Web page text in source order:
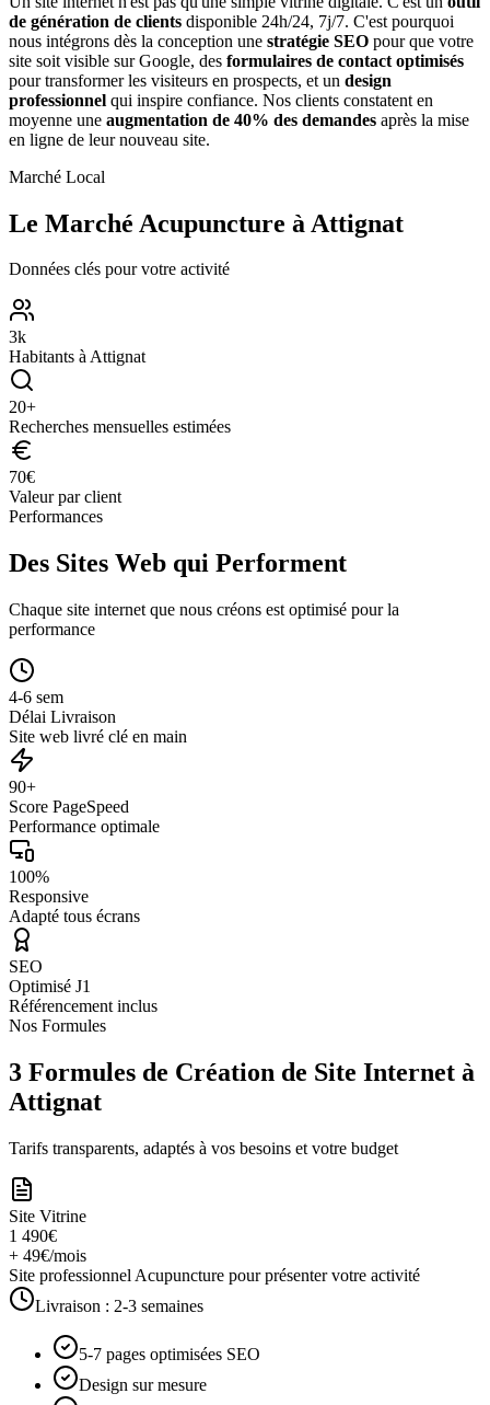
de génération de clients disponible 24h/24, 7j/7. C'est pourquoi
nous intégrons dès la conception une stratégie SEO pour que votre
site soit visible sur Google, des formulaires de contact optimisés
pour transformer les visiteurs en prospects, et un design
professionnel qui inspire confiance. Nos clients constatent en
moyenne une augmentation de 40% des demandes après la mise
en ligne de leur nouveau site.
Marché Local
Le Marché Acupuncture à Attignat
Données clés pour votre activité
3k
Habitants àAttignat
20+
Recherches mensuelles estimées
70€
Valeur par client
Performances
Des Sites Web qui Performent
Chaque site internet que nous créons est optimisé pour la
performance
4-6 sem
Délai Livraison
Site web livré clé en main
90+
Score PageSpeed
Performance optimale
100%
Responsive
Adapté tous écrans
SEO
Optimisé J1
Référencement inclus
Nos Formules
3 Formules de Création de Site Internet à
Attignat
Tarifs transparents, adaptés à vos besoins et votre budget
Site Vitrine
1 490€
+ 49€/mois
Site professionnel Acupuncture pour présenter votre activité
Livraison : 2-3 semaines
5-7 pages optimisées SEO
Design sur mesure